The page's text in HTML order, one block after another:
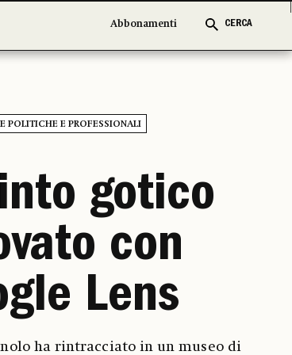
Abbonamenti CERCA
Abbonamenti CERCA
POLITICHE E PROFESSIONALI
gotico
con
Lens
ha rintracciato in un museo di